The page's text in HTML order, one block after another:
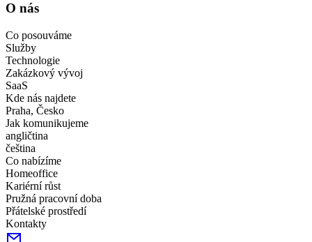
O nás
Co posouváme
Služby
Technologie
Zakázkový vývoj
SaaS
Kde nás najdete
Praha, Česko
Jak komunikujeme
angličtina
čeština
Co nabízíme
Homeoffice
Kariérní růst
Pružná pracovní doba
Přátelské prostředí
Kontakty